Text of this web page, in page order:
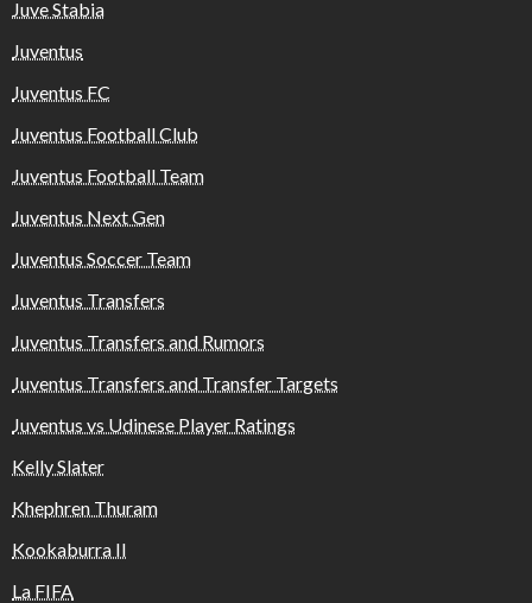
Juve Stabia
Juventus
Juventus FC
Juventus Football Club
Juventus Football Team
Juventus Next Gen
Juventus Soccer Team
Juventus Transfers
Juventus Transfers and Rumors
Juventus Transfers and Transfer Targets
Juventus vs Udinese Player Ratings
Kelly Slater
Khephren Thuram
Kookaburra II
La FIFA